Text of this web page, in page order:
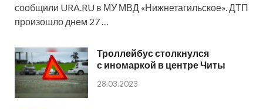
сообщили URA.RU в МУ МВД «Нижнетагильское». ДТП
произошло днем 27 …
Троллейбус столкнулся
с иномаркой в центре Читы
28.03.2023